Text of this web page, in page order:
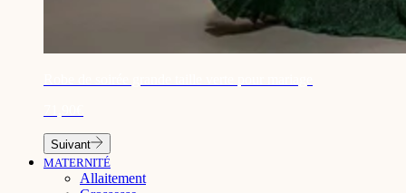
Suivant
MATERNITÉ
Allaitement